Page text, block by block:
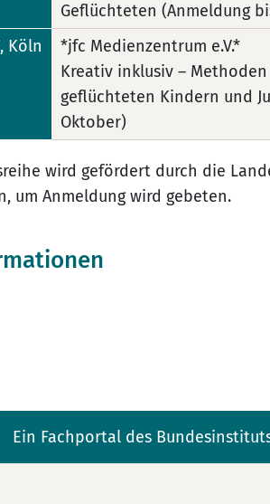
Geflüchteten (Anmeldung
Köln
*jfc Medienzentrum e.V.*
Kreativ inklusiv –
geflüchteten Kindern und
Oktober)
wird gefördert durch die
um Anmeldung wird gebeten.
Ein Fachportal des